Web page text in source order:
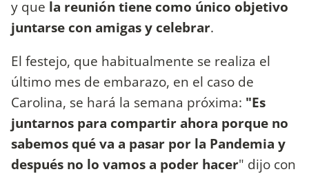
y que la reunión tiene como único objetivo
juntarse con amigas y celebrar.
El festejo, que habitualmente se realiza el
último mes de embarazo, en el caso de
Carolina, se hará la semana próxima: "Es
juntarnos para compartir ahora porque no
sabemos qué va a pasar por la Pandemia y
después no lo vamos a poder hacer" dijo con